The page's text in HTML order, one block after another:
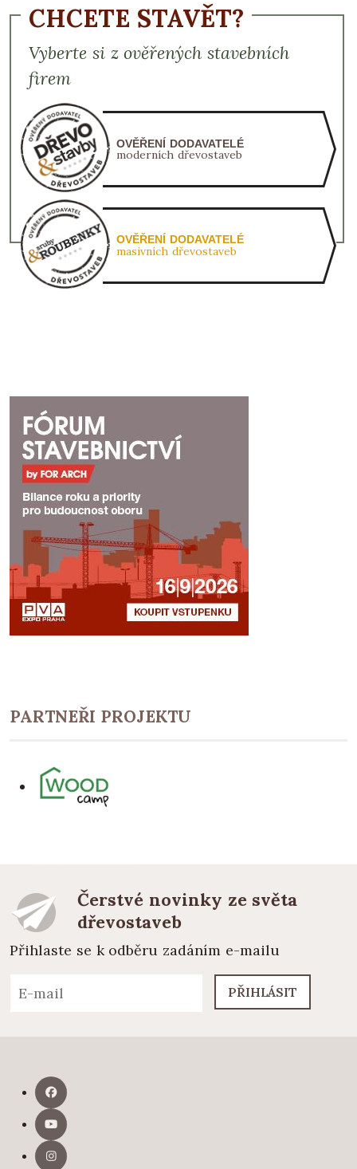
CHCETE STAVĚT?
Vyberte si z ověřených stavebních
firem
OVĚŘENÍ DODAVATELÉ
moderních dřevostaveb
OVĚŘENÍ DODAVATELÉ
masivních dřevostaveb
PARTNEŘI PROJEKTU
Čerstvé novinky ze světa
dřevostaveb
Přihlaste se k odběru zadáním e-mailu
PŘIHLÁSIT